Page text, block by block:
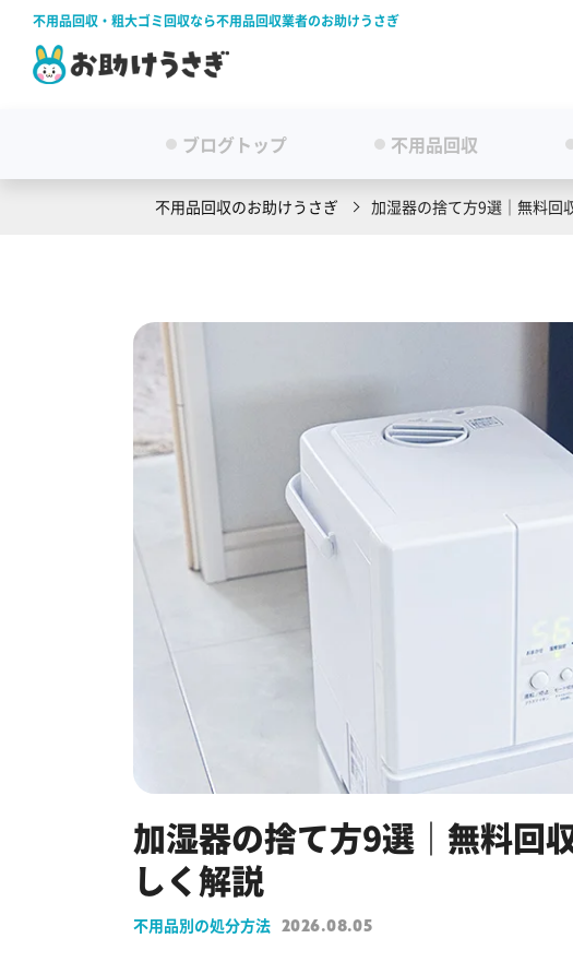
不用品回収・粗大ゴミ回収なら不用品回収業者のお助けうさぎ
ブログトップ 不用品回収
不用品回収のお助けうさぎ 加湿器の捨て方9選｜無料回
加湿器の捨て方9選｜無料回
しく解説
不用品別の処分方法 2026.08.05